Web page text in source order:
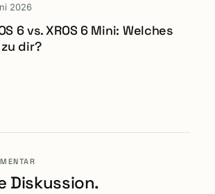
2026
6 vs. XROS 6 Mini: Welches
dir?
Diskussion.